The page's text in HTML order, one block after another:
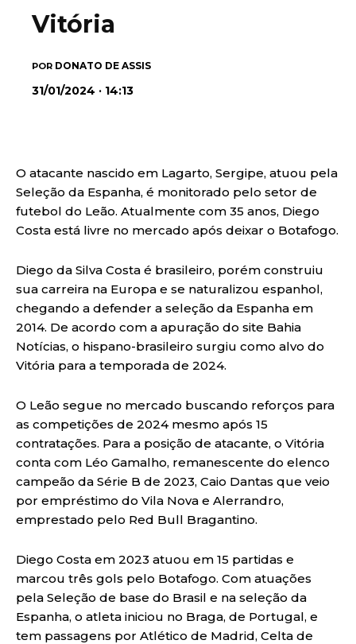
Vitória
POR DONATO DE ASSIS
31/01/2024 · 14:13
O atacante nascido em Lagarto, Sergipe, atuou pela
Seleção da Espanha, é monitorado pelo setor de
futebol do Leão. Atualmente com 35 anos, Diego
Costa está livre no mercado após deixar o Botafogo.
Diego da Silva Costa é brasileiro, porém construiu
sua carreira na Europa e se naturalizou espanhol,
chegando a defender a seleção da Espanha em
2014. De acordo com a apuração do site Bahia
Notícias, o hispano-brasileiro surgiu como alvo do
Vitória para a temporada de 2024.
O Leão segue no mercado buscando reforços para
as competições de 2024 mesmo após 15
contratações. Para a posição de atacante, o Vitória
conta com Léo Gamalho, remanescente do elenco
campeão da Série B de 2023, Caio Dantas que veio
por empréstimo do Vila Nova e Alerrandro,
emprestado pelo Red Bull Bragantino.
Diego Costa em 2023 atuou em 15 partidas e
marcou três gols pelo Botafogo. Com atuações
pela Seleção de base do Brasil e na seleção da
Espanha, o atleta iniciou no Braga, de Portugal, e
tem passagens por Atlético de Madrid, Celta de